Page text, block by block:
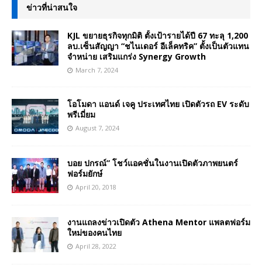
ข่าวที่น่าสนใจ
KJL ขยายธุรกิจทุกมิติ ตั้งเป้ารายได้ปี 67 ทะลุ 1,200
ลบ.เซ็นสัญญา “ชไนเดอร์ อีเล็คทริค” ตั้งเป็นตัวแทน
จำหน่าย เสริมแกร่ง Synergy Growth
March 7, 2024
โอโมดา แอนด์ เจคู ประเทศไทย เปิดตัวรถ EV ระดับ
พรีเมี่ยม
August 7, 2024
บอย ปกรณ์” โชว์แอคชั่นในงานเปิดตัวภาพยนตร์
ฟอร์มยักษ์
April 20, 2018
งานแถลงข่าวเปิดตัว Athena Mentor แพลตฟอร์ม
ใหม่ของคนไทย
April 28, 2022